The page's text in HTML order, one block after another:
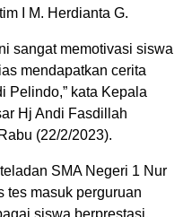
I M. Herdianta G.
sangat memotivasi siswa
mendapatkan cerita
Pelindo,” kata Kepala
Hj Andi Fasdillah
(22/2/2023).
SMA Negeri 1 Nur
tes masuk perguruan
siswa berprestasi.